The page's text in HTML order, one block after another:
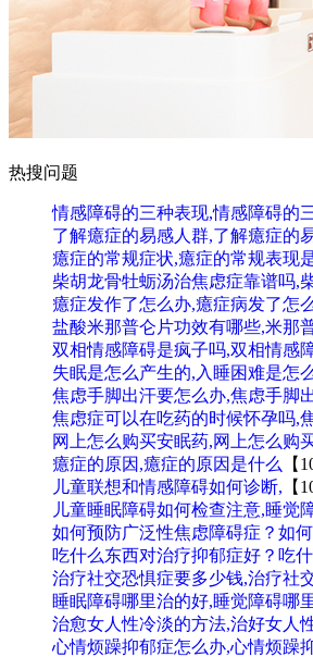
热搜问题
情感障碍的三种表现,情感障碍的
了解癔症的易感人群,了解癔症的
癔症的常规症状,癔症的常规表现
柴胡龙骨牡蛎汤治焦虑症靠谱吗,
癔症发作了怎么办,癔症病发了怎
盐酸米那普仑片功效有哪些,米那
双相情感障碍是疯子吗,双相情感
失眠是怎么产生的,入睡困难是怎
焦虑手脚出汗要怎么办,焦虑手脚
焦虑症可以在吃药的时候怀孕吗,
网上怎么购买安眠药,网上怎么购
癔症的原因,癔症的原因是什么
【
儿童联想和情感障碍如何诊断, 【
儿童睡眠障碍如何检查注意,睡觉
如何预防广泛性焦虑障碍症？如
吃什么东西对治疗抑郁症好？吃
治疗社交恐惧症要多少钱,治疗社
睡眠障碍哪里治的好,睡觉障碍哪
治愈女人性冷淡的方法,治好女人
心情烦躁抑郁症怎么办,心情烦躁